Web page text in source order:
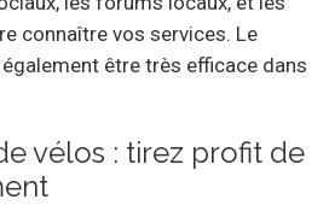
connaître vos services. Le
être très efficace dans
vélos : tirez profit de